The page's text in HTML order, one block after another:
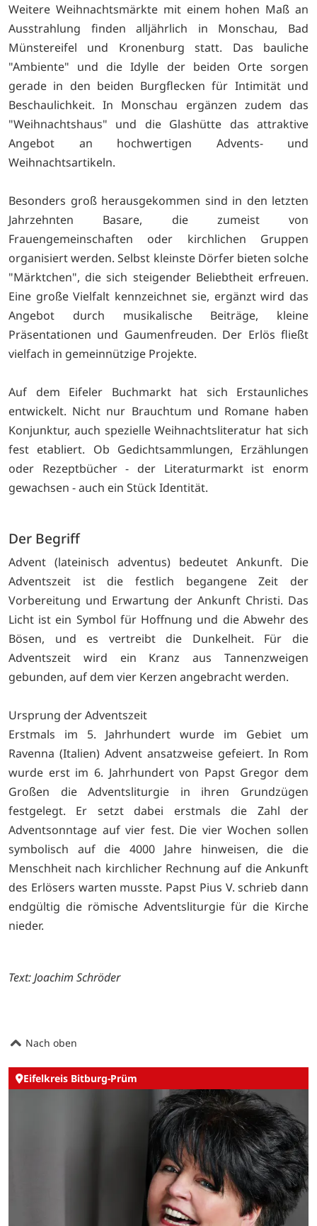
Weitere Weihnachtsmärkte mit einem hohen Maß an
Ausstrahlung finden alljährlich in Monschau, Bad
Münstereifel und Kronenburg statt. Das bauliche
"Ambiente" und die Idylle der beiden Orte sorgen
gerade in den beiden Burgflecken für Intimität und
Beschaulichkeit. In Monschau ergänzen zudem das
"Weihnachtshaus" und die Glashütte das attraktive
Angebot an hochwertigen Advents- und
Weihnachtsartikeln.
Besonders groß herausgekommen sind in den letzten
Jahrzehnten Basare, die zumeist von
Frauengemeinschaften oder kirchlichen Gruppen
organisiert werden. Selbst kleinste Dörfer bieten solche
"Märktchen", die sich steigender Beliebtheit erfreuen.
Eine große Vielfalt kennzeichnet sie, ergänzt wird das
Angebot durch musikalische Beiträge, kleine
Präsentationen und Gaumenfreuden. Der Erlös fließt
vielfach in gemeinnützige Projekte.
Auf dem Eifeler Buchmarkt hat sich Erstaunliches
entwickelt. Nicht nur Brauchtum und Romane haben
Konjunktur, auch spezielle Weihnachtsliteratur hat sich
fest etabliert. Ob Gedichtsammlungen, Erzählungen
oder Rezeptbücher - der Literaturmarkt ist enorm
gewachsen - auch ein Stück Identität.
Der Begriff
Advent (lateinisch adventus) bedeutet Ankunft. Die
Adventszeit ist die festlich begangene Zeit der
Vorbereitung und Erwartung der Ankunft Christi. Das
Licht ist ein Symbol für Hoffnung und die Abwehr des
Bösen, und es vertreibt die Dunkelheit. Für die
Adventszeit wird ein Kranz aus Tannenzweigen
gebunden, auf dem vier Kerzen angebracht werden.
Ursprung der Adventszeit
Erstmals im 5. Jahrhundert wurde im Gebiet um
Ravenna (Italien) Advent ansatzweise gefeiert. In Rom
wurde erst im 6. Jahrhundert von Papst Gregor dem
Großen die Adventsliturgie in ihren Grundzügen
festgelegt. Er setzt dabei erstmals die Zahl der
Adventsonntage auf vier fest. Die vier Wochen sollen
symbolisch auf die 4000 Jahre hinweisen, die die
Menschheit nach kirchlicher Rechnung auf die Ankunft
des Erlösers warten musste. Papst Pius V. schrieb dann
endgültig die römische Adventsliturgie für die Kirche
nieder.
Text: Joachim Schröder
Nach oben
Eifelkreis Bitburg-Prüm